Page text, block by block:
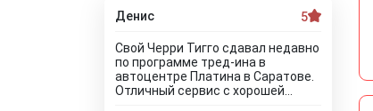
Денис 5
Свой Черри Тигго сдавал недавно
по программе тред-ина в
автоцентре Платина в Саратове.
Отличный сервис с хорошей